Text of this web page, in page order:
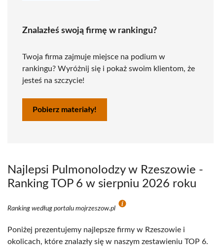
Znalazłeś swoją firmę w rankingu?
Twoja firma zajmuje miejsce na podium w
rankingu? Wyróżnij się i pokaż swoim klientom, że
jesteś na szczycie!
Pobierz materiały!
Najlepsi Pulmonolodzy w Rzeszowie -
Ranking TOP 6 w sierpniu 2026 roku
Ranking według portalu mojrzeszow.pl
Poniżej prezentujemy najlepsze firmy w Rzeszowie i
okolicach, które znalazły się w naszym zestawieniu TOP 6.